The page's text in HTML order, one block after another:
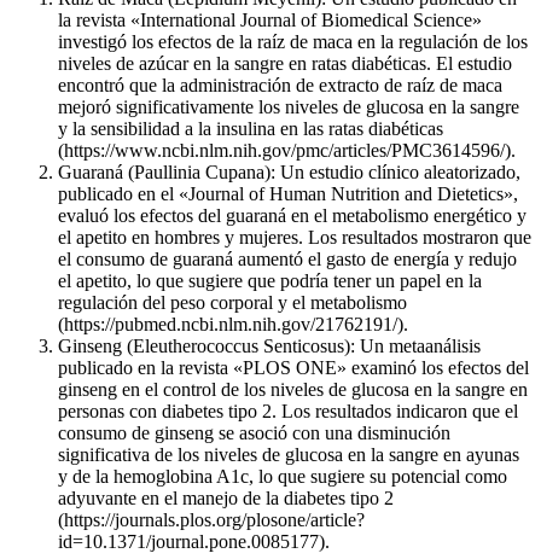
la revista «International Journal of Biomedical Science»
investigó los efectos de la raíz de maca en la regulación de los
niveles de azúcar en la sangre en ratas diabéticas. El estudio
encontró que la administración de extracto de raíz de maca
mejoró significativamente los niveles de glucosa en la sangre
y la sensibilidad a la insulina en las ratas diabéticas
(https://www.ncbi.nlm.nih.gov/pmc/articles/PMC3614596/).
Guaraná (Paullinia Cupana): Un estudio clínico aleatorizado,
publicado en el «Journal of Human Nutrition and Dietetics»,
evaluó los efectos del guaraná en el metabolismo energético y
el apetito en hombres y mujeres. Los resultados mostraron que
el consumo de guaraná aumentó el gasto de energía y redujo
el apetito, lo que sugiere que podría tener un papel en la
regulación del peso corporal y el metabolismo
(https://pubmed.ncbi.nlm.nih.gov/21762191/).
Ginseng (Eleutherococcus Senticosus): Un metaanálisis
publicado en la revista «PLOS ONE» examinó los efectos del
ginseng en el control de los niveles de glucosa en la sangre en
personas con diabetes tipo 2. Los resultados indicaron que el
consumo de ginseng se asoció con una disminución
significativa de los niveles de glucosa en la sangre en ayunas
y de la hemoglobina A1c, lo que sugiere su potencial como
adyuvante en el manejo de la diabetes tipo 2
(https://journals.plos.org/plosone/article?
id=10.1371/journal.pone.0085177).